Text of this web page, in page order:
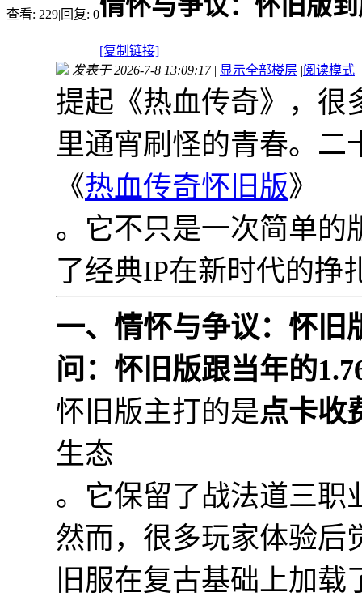
查看: 229|回复: 0情怀与争议：怀旧版
[复制链接]
发表于 2026-7-8 13:09:17 | 显示全部楼层 |阅读模式
提起《热血传奇》，很
里通宵刷怪的青春。二
《热血传奇怀旧版》
。它不只是一次简单的
了经典IP在新时代的挣
一、情怀与争议：怀旧
问：怀旧版跟当年的
怀旧版主打的是点卡收
生态
。它保留了战法道三职
然而，很多玩家体验后
旧服在复古基础上加载